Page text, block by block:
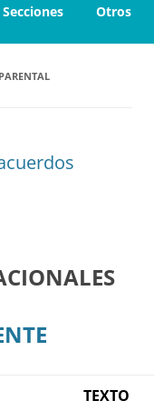
Secciones Otros
TEXTO